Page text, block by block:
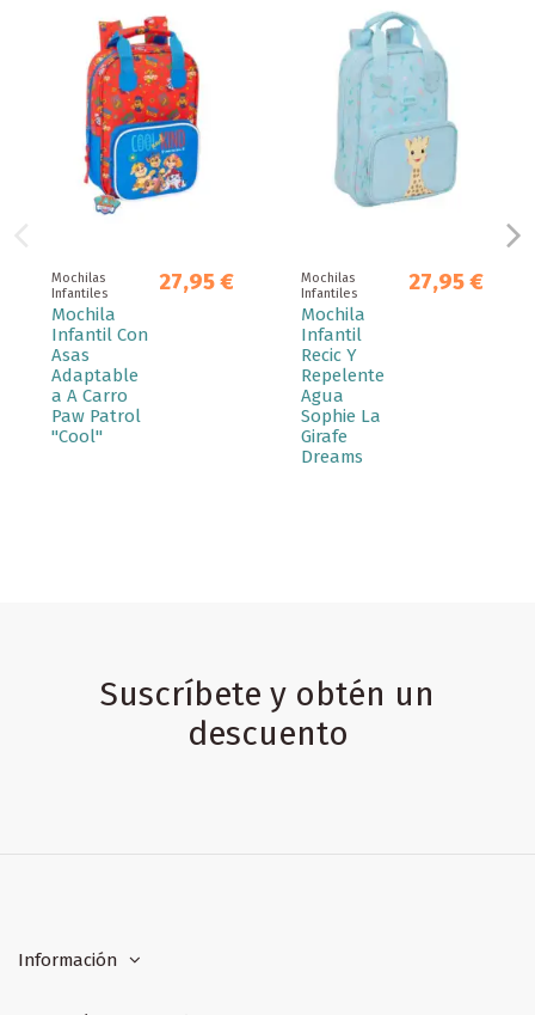
Mochilas
Infantiles
Mochila
Infantil Con
Asas
Adaptable
a A Carro
Paw Patrol
"Cool"
27,95 €
Mochilas
Infantiles
Mochila
Infantil
Recic Y
Repelente
Agua
Sophie La
Girafe
Dreams
27,95 €
Suscríbete y obtén un
descuento
Información